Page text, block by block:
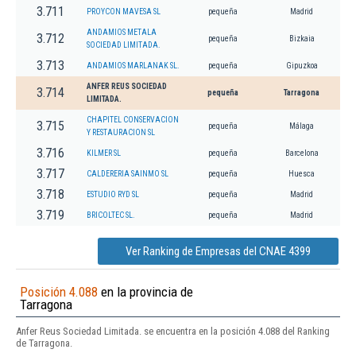
3.711 PROYCON MAVESA SL pequeña Madrid
3.712
ANDAMIOS METALA
SOCIEDAD LIMITADA.
pequeña Bizkaia
3.713 ANDAMIOS MARLANAK SL. pequeña Gipuzkoa
3.714
ANFER REUS SOCIEDAD
LIMITADA.
pequeña Tarragona
3.715
CHAPITEL CONSERVACION
Y RESTAURACION SL
pequeña Málaga
3.716 KILMER SL pequeña Barcelona
3.717 CALDERERIA SAINMO SL pequeña Huesca
3.718 ESTUDIO RYD SL pequeña Madrid
3.719 BRICOLTEC SL. pequeña Madrid
Ver Ranking de Empresas del CNAE 4399
Posición 4.088 en la provincia de
Tarragona
Anfer Reus Sociedad Limitada. se encuentra en la posición 4.088 del Ranking
de Tarragona.